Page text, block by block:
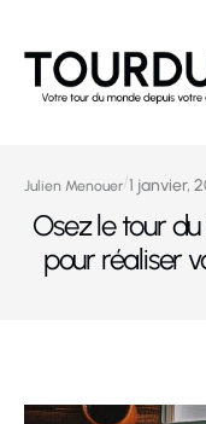
Julien Menouer/1 janvier,
Osez le tour
pour réaliser